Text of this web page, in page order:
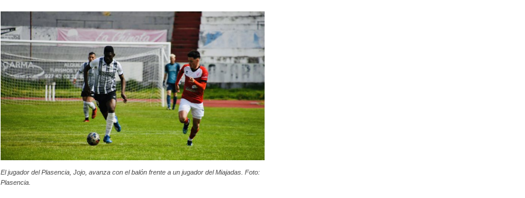
El jugador del Plasencia, Jojo, avanza con el balón frente a un jugador del Miajadas. Foto:
Plasencia.